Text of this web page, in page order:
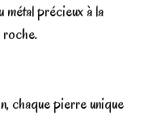
précieux à la
roche.
chaque pierre unique